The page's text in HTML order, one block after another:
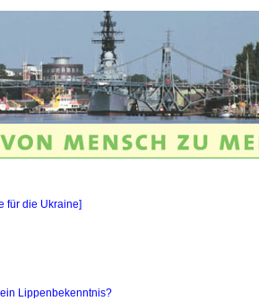
für die Ukraine]
Lippenbekenntnis?